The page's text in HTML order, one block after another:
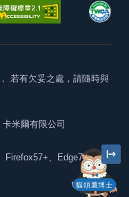
貓頭鷹博士
若有欠妥之處，請隨時與
卡米爾有限公司
Firefox57+、Edge79+及